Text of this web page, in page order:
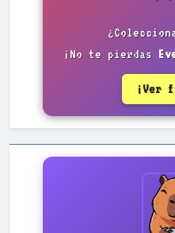
¡No te pierdas
¡Ver